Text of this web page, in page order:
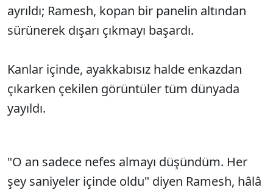
ayrıldı; Ramesh, kopan bir panelin altından
sürünerek dışarı çıkmayı başardı.
Kanlar içinde, ayakkabısız halde enkazdan
çıkarken çekilen görüntüler tüm dünyada
yayıldı.
"O an sadece nefes almayı düşündüm. Her
şey saniyeler içinde oldu" diyen Ramesh, hâlâ